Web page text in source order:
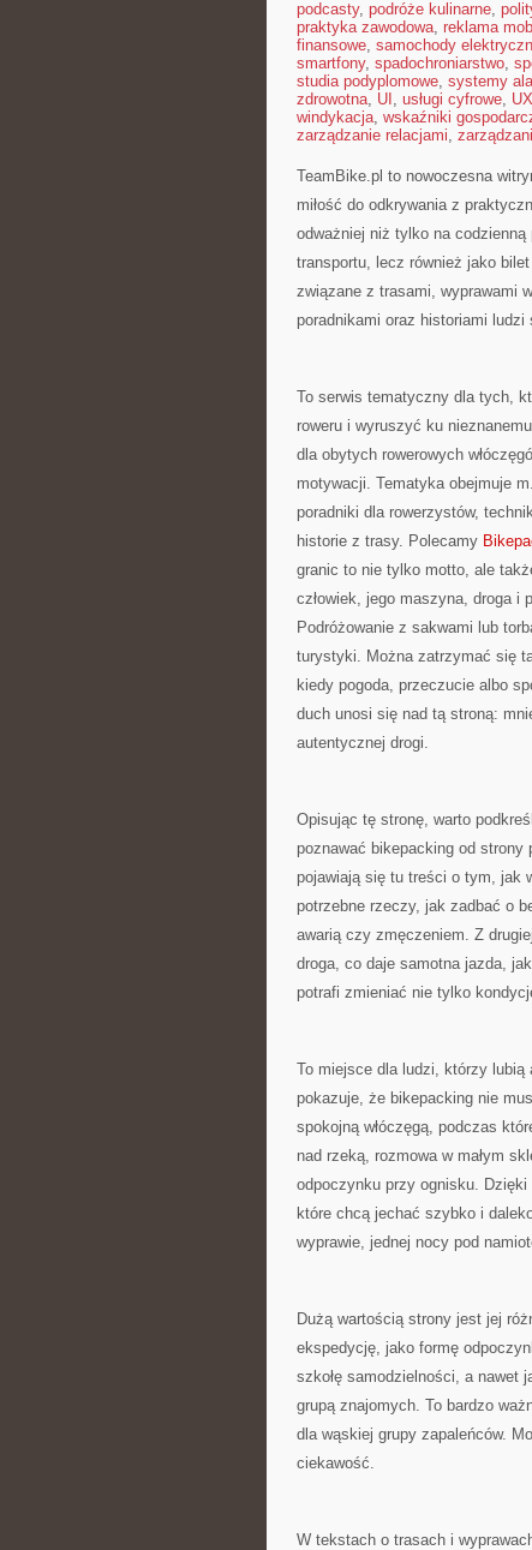
podcasty, podróże kulinarne,
praktyka zawodowa, reklama
finansowe, samochody
smartfony, spadochroniarstwo,
studia podyplomowe, systemy
zdrowotna, UI , usługi cyfrowe, UX
windykacja, wskaźniki
zarządzanie relacjami,
TeamBike.pl to nowoczesna
miłość do odkrywania z
odważniej niż tylko na
transportu, lecz również jako
związane z trasami, wyprawami
poradnikami oraz historiami ludzi
To serwis tematyczny dla tych,
roweru i wyruszyć ku
dla obytych rowerowych
motywacji. Tematyka obejmuje
poradniki dla rowerzystów,
historie z trasy. Polecamy
granic to nie tylko motto, ale
człowiek, jego maszyna, droga i
Podróżowanie z sakwami lub
turystyki. Można zatrzymać się
kiedy pogoda, przeczucie albo
duch unosi się nad tą stroną:
autentycznej drogi.
Opisując tę stronę, warto
poznawać bikepacking od
pojawiają się tu treści o tym, jak
potrzebne rzeczy, jak zadbać o
awarią czy zmęczeniem. Z
droga, co daje samotna jazda,
potrafi zmieniać nie tylko
To miejsce dla ludzi, którzy
pokazuje, że bikepacking nie
spokojną włóczęgą, podczas
nad rzeką, rozmowa w małym
odpoczynku przy ognisku.
które chcą jechać szybko i
wyprawie, jednej nocy pod
Dużą wartością strony jest jej
ekspedycję, jako formę
szkołę samodzielności, a nawet
grupą znajomych. To bardzo
dla wąskiej grupy zapaleńców.
ciekawość.
W tekstach o trasach i